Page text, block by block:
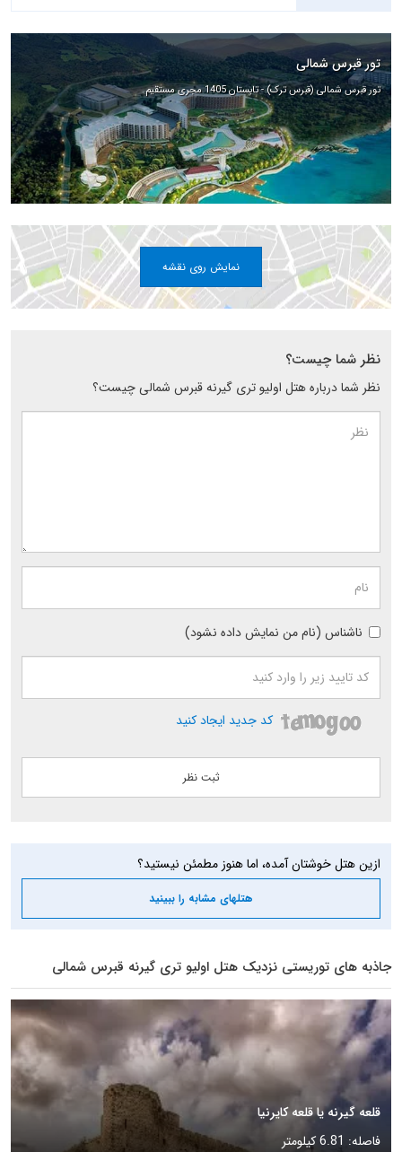
تور قبرس شمالی
تور قبرس شمالی (قبرس ترک) - تابستان 1405 مجری مستقیم
نمایش روی نقشه
نظر شما چیست؟
نظر شما درباره هتل اولیو تری گیرنه قبرس شمالی چیست؟
ناشناس (نام من نمایش داده نشود)
کد جدید ایجاد کنید
ازین هتل خوشتان آمده، اما هنوز مطمئن نیستید؟
هتلهای مشابه را ببینید
جاذبه های توریستی نزدیک هتل اولیو تری گیرنه قبرس شمالی
قلعه گیرنه یا قلعه کایرنیا
فاصله: 6.81 کیلومتر